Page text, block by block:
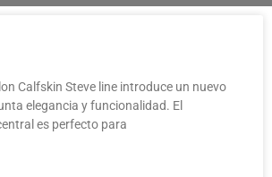
Calfskin Steve line introduce un nuevo
elegancia y funcionalidad. El
es perfecto para